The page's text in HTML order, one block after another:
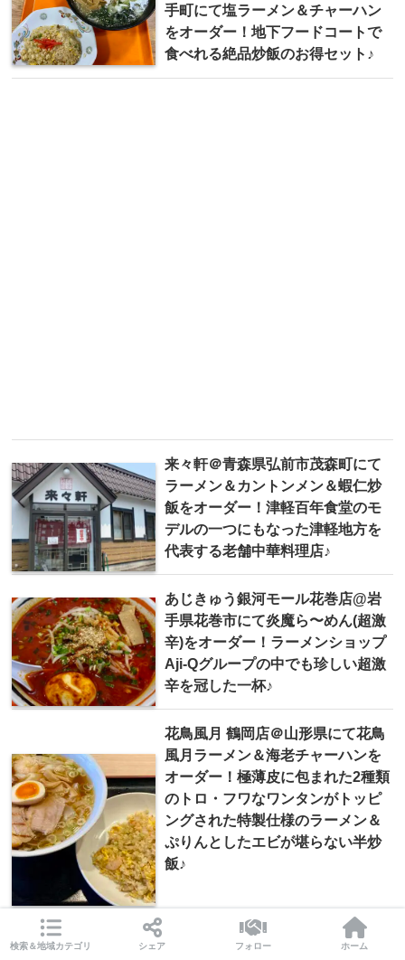
手町にて塩ラーメン＆チャーハン
をオーダー！地下フードコートで
食べれる絶品炒飯のお得セット♪
来々軒＠青森県弘前市茂森町にて
ラーメン＆カントンメン＆蝦仁炒
飯をオーダー！津軽百年食堂のモ
デルの一つにもなった津軽地方を
代表する老舗中華料理店♪
あじきゅう銀河モール花巻店@岩
手県花巻市にて炎魔ら〜めん(超激
辛)をオーダー！ラーメンショップ
Aji-Qグループの中でも珍しい超激
辛を冠した一杯♪
花鳥風月 鶴岡店＠山形県にて花鳥
風月ラーメン＆海老チャーハンを
オーダー！極薄皮に包まれた2種類
のトロ・フワなワンタンがトッピ
ングされた特製仕様のラーメン＆
ぷりんとしたエビが堪らない半炒
飯♪
検索＆地域カテゴリ シェア フォロー ホーム